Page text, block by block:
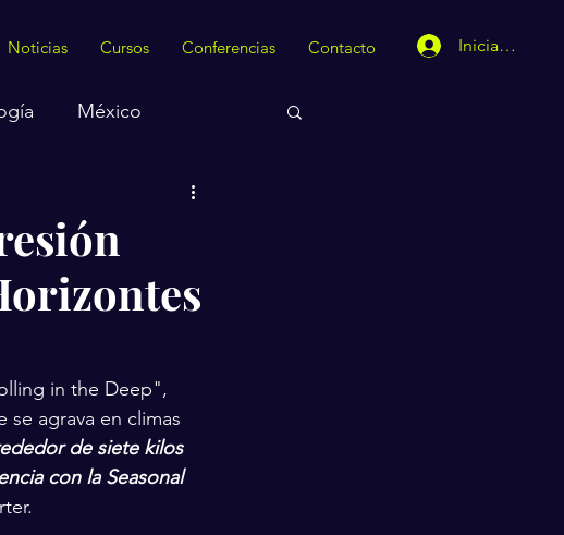
Noticias Cursos Conferencias Contacto Iniciar sesión
México
in the Deep",
agrava en climas
de siete kilos
con la Seasonal